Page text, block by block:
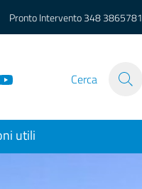
Pronto Intervento348 3865781
Cerca
utili